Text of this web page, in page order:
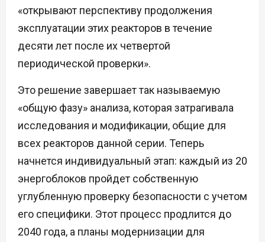
«открывают перспективу продолжения
эксплуатации этих реакторов в течение
десяти лет после их четвертой
периодической проверки».
Это решение завершает так называемую
«общую фазу» анализа, которая затрагивала
исследования и модификации, общие для
всех реакторов данной серии. Теперь
начнется индивидуальный этап: каждый из 20
энергоблоков пройдет собственную
углубленную проверку безопасности с учетом
его специфики. Этот процесс продлится до
2040 года, а планы модернизации для